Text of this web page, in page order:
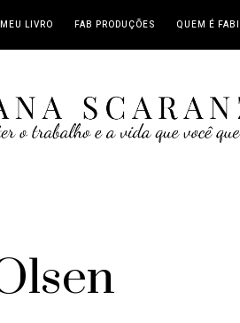
MEU LIVRO FAB PRODUÇÕES QUEM É